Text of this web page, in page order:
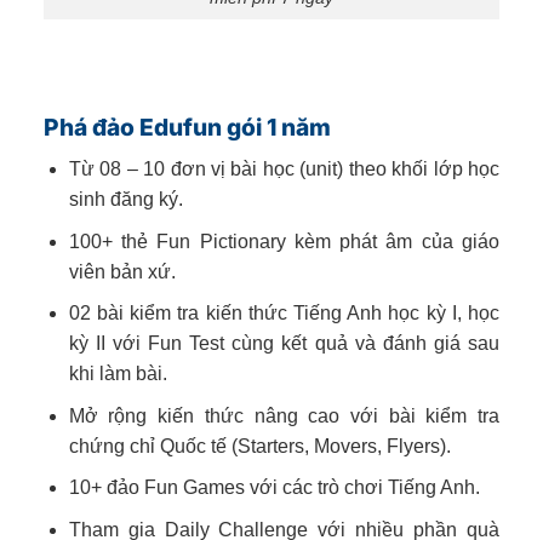
Phá đảo Edufun gói 1 năm
Từ 08 – 10 đơn vị bài học (unit) theo khối lớp học
sinh đăng ký.
100+ thẻ Fun Pictionary kèm phát âm của giáo
viên bản xứ.
02 bài kiểm tra kiến thức Tiếng Anh học kỳ I, học
kỳ II với Fun Test cùng kết quả và đánh giá sau
khi làm bài.
Mở rộng kiến thức nâng cao với bài kiểm tra
chứng chỉ Quốc tế (Starters, Movers, Flyers).
10+ đảo Fun Games với các trò chơi Tiếng Anh.
Tham gia Daily Challenge với nhiều phần quà